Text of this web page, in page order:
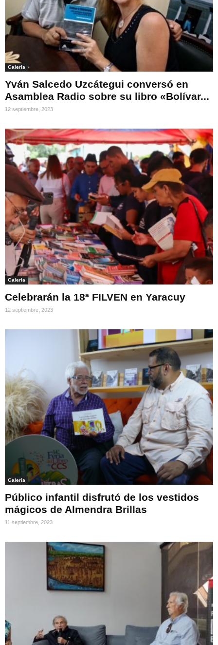
Galeria
Yván Salcedo Uzcátegui conversó en
Asamblea Radio sobre su libro «Bolívar...
12 septiembre, 2023
Galeria
Celebrarán la 18ª FILVEN en Yaracuy
12 septiembre, 2023
Galeria
Público infantil disfrutó de los vestidos
mágicos de Almendra Brillas
11 septiembre, 2023